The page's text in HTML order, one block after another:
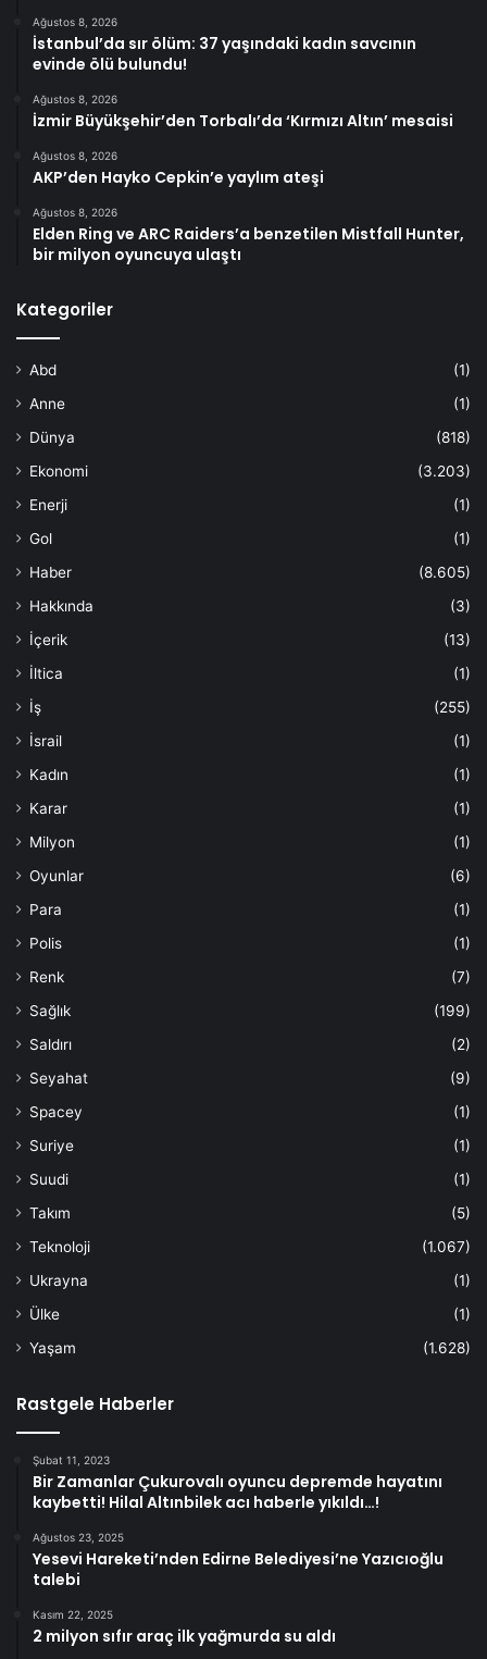
Ağustos 8, 2026
İstanbul’da sır ölüm: 37 yaşındaki kadın savcının
evinde ölü bulundu!
Ağustos 8, 2026
İzmir Büyükşehir’den Torbalı’da ‘Kırmızı Altın’ mesaisi
Ağustos 8, 2026
AKP’den Hayko Cepkin’e yaylım ateşi
Ağustos 8, 2026
Elden Ring ve ARC Raiders’a benzetilen Mistfall Hunter,
bir milyon oyuncuya ulaştı
Kategoriler
Abd
(1)
Anne
(1)
Dünya
(818)
Ekonomi
(3.203)
Enerji
(1)
Gol
(1)
Haber
(8.605)
Hakkında
(3)
İçerik
(13)
İltica
(1)
İş
(255)
İsrail
(1)
Kadın
(1)
Karar
(1)
Milyon
(1)
Oyunlar
(6)
Para
(1)
Polis
(1)
Renk
(7)
Sağlık
(199)
Saldırı
(2)
Seyahat
(9)
Spacey
(1)
Suriye
(1)
Suudi
(1)
Takım
(5)
Teknoloji
(1.067)
Ukrayna
(1)
Ülke
(1)
Yaşam
(1.628)
Rastgele Haberler
Şubat 11, 2023
Bir Zamanlar Çukurovalı oyuncu depremde hayatını
kaybetti! Hilal Altınbilek acı haberle yıkıldı…!
Ağustos 23, 2025
Yesevi Hareketi’nden Edirne Belediyesi’ne Yazıcıoğlu
talebi
Kasım 22, 2025
2 milyon sıfır araç ilk yağmurda su aldı